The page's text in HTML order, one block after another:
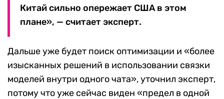
Китай сильно опережает США в этом
плане», — считает эксперт.
Дальше уже будет поиск оптимизации и «более
изысканных решений в использовании связки
моделей внутри одного чата», уточнил эксперт,
потому что уже сейчас виден «предел в одной